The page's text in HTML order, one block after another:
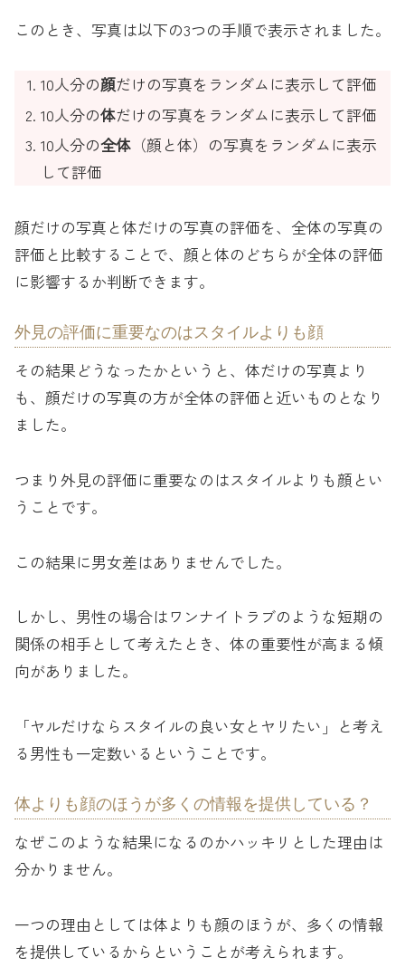
このとき、写真は以下の3つの手順で表示されました。
10人分の顔だけの写真をランダムに表示して評価
10人分の体だけの写真をランダムに表示して評価
10人分の全体 （顔と体）の写真をランダムに表示
して評価
顔だけの写真と体だけの写真の評価を、全体の写真の
評価と比較することで、顔と体のどちらが全体の評価
に影響するか判断できます。
外見の評価に重要なのはスタイルよりも顔
その結果どうなったかというと、体だけの写真より
も、顔だけの写真の方が全体の評価と近いものとなり
ました。
つまり外見の評価に重要なのはスタイルよりも顔とい
うことです。
この結果に男女差はありませんでした。
しかし、男性の場合はワンナイトラブのような短期の
関係の相手として考えたとき、体の重要性が高まる傾
向がありました。
「ヤルだけならスタイルの良い女とヤリたい」と考え
る男性も一定数いるということです。
体よりも顔のほうが多くの情報を提供している？
なぜこのような結果になるのかハッキリとした理由は
分かりません。
一つの理由としては体よりも顔のほうが、多くの情報
を提供しているからということが考えられます。